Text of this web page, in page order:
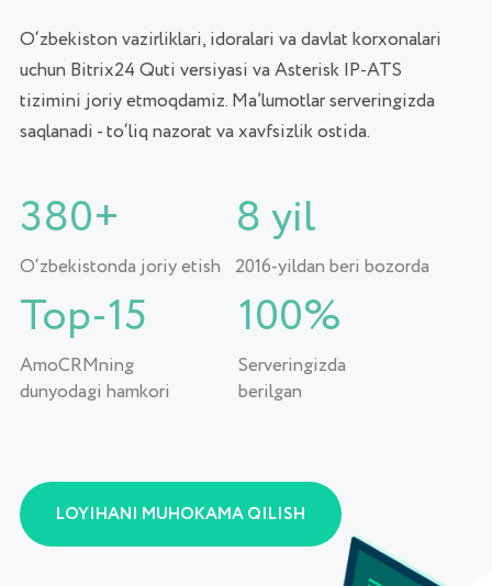
LOYIHANI MUHOKAMA QILISH
380+ 8 yil
2016-yildan beri bozorda
Top-15 100%